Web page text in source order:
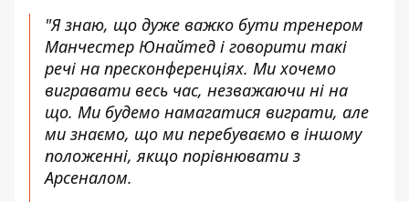
"Я знаю, що дуже важко бути тренером
Манчестер Юнайтед і говорити такі
речі на пресконференціях. Ми хочемо
вигравати весь час, незважаючи ні на
що. Ми будемо намагатися виграти, але
ми знаємо, що ми перебуваємо в іншому
положенні, якщо порівнювати з
Арсеналом.